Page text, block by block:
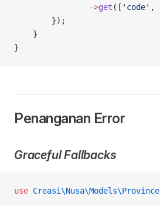
                ->
get ([ 'code' ,
        });
    }
}
Penanganan Error
Graceful Fallbacks
use Creasi\Nusa\Models\Province